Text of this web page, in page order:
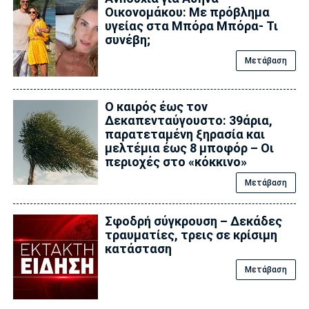
Οικονομάκου: Με πρόβλημα
υγείας στα Μπόρα Μπόρα- Τι
συνέβη;
Μετάβαση
Ο καιρός έως τον
Δεκαπενταύγουστο: 39άρια,
παρατεταμένη ξηρασία και
μελτέμια έως 8 μποφόρ – Οι
περιοχές στο «κόκκινο»
Μετάβαση
Σφοδρή σύγκρουση – Δεκάδες
τραυματίες, τρεις σε κρίσιμη
κατάσταση
Μετάβαση